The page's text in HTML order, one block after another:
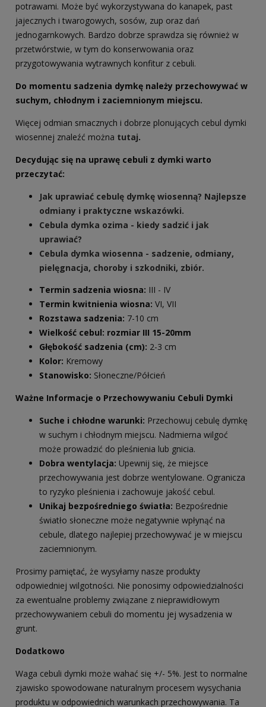
potrawami. Może być wykorzystywana do kanapek, past
jajecznych i twarogowych, sosów, zup oraz dań
jednogarnkowych. Bardzo dobrze sprawdza się również w
przetwórstwie, w tym do konserwowania oraz
przygotowywania wytrawnych konfitur z cebuli.
Do momentu sadzenia dymkę należy przechowywać w
suchym, chłodnym i zaciemnionym miejscu.
Więcej odmian smacznych i dobrze plonujących cebul dymki
wiosennej znaleźć można tutaj.
Decydując się na uprawę cebuli z dymki warto
przeczytać:
Jak uprawiać cebulę dymkę wiosenną? Najlepsze
odmiany i praktyczne wskazówki.
Cebula dymka ozima - kiedy sadzić i jak
uprawiać?
Cebula dymka wiosenna - sadzenie, odmiany,
pielęgnacja, choroby i szkodniki, zbiór.
Termin sadzenia wiosna: III - IV
Termin kwitnienia wiosna: VI, VII
Rozstawa sadzenia: 7-10 cm
Wielkość cebul: rozmiar III 15-20mm
Głębokość sadzenia (cm): 2-3 cm
Kolor: Kremowy
Stanowisko: Słoneczne/Półcień
Ważne Informacje o Przechowywaniu Cebuli Dymki
Suche i chłodne warunki: Przechowuj cebulę dymkę
w suchym i chłodnym miejscu. Nadmierna wilgoć
może prowadzić do pleśnienia lub gnicia.
Dobra wentylacja: Upewnij się, że miejsce
przechowywania jest dobrze wentylowane. Ogranicza
to ryzyko pleśnienia i zachowuje jakość cebul.
Unikaj bezpośredniego światła: Bezpośrednie
światło słoneczne może negatywnie wpłynąć na
cebule, dlatego najlepiej przechowywać je w miejscu
zaciemnionym.
Prosimy pamiętać, że wysyłamy nasze produkty
odpowiedniej wilgotności. Nie ponosimy odpowiedzialności
za ewentualne problemy związane z nieprawidłowym
przechowywaniem cebuli do momentu jej wysadzenia w
grunt.
Dodatkowo
Waga cebuli dymki może wahać się +/- 5%. Jest to normalne
zjawisko spowodowane naturalnym procesem wysychania
produktu w odpowiednich warunkach przechowywania. Ta